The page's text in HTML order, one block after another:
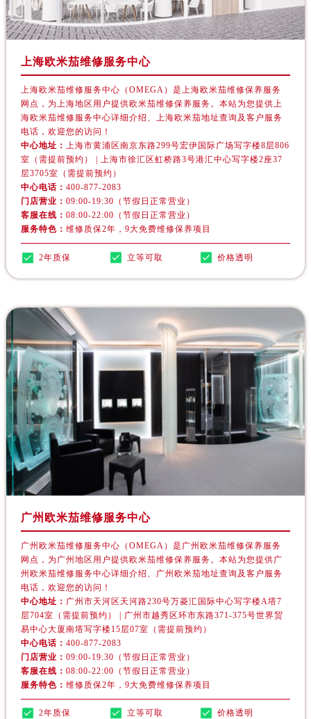
吉林省四平市铁东区紫气大路与南九经街交汇处欧米茄售后服务中心（需提前预约）
吉林省松原市宁江区五环大街欧米茄售后服务中心（需提前预约）
辽宁省鞍山市铁东区站前街欧米茄售后服务中心（需提前预约）
辽宁省本溪市平山区胜利路欧米茄售后服务中心（需提前预约）
辽宁省朝阳市双塔区新华路欧米茄售后服务中心（需提前预约）
辽宁省丹东市振兴区七经街欧米茄售后服务中心（需提前预约）
辽宁省盘锦市兴隆台区石油大街欧米茄售后服务中心（需提前预约）
辽宁省沈阳市沈河区中街路137号亨得利名表维修授权店1楼欧米茄售后服务中心（需提前预约）
辽宁省沈阳市沈河区中街路83号亨得利名表维修授权店1楼欧米茄售后服务中心（需提前预约）
北京市朝阳区建国门外大街甲6号华熙国际中心D座11层1102室欧米茄售后服务中心（需提前预约）
北京市东城区东长安街1号王府井东方广场W3座6层602室欧米茄售后服务中心（需提前预约）
河北省保定市竞秀区朝阳北大街北国先天下欧米茄售后服务中心（需提前预约）
内蒙古自治区阿拉善盟市左旗土尔扈特大街欧米茄售后服务中心（需提前预约）
内蒙古自治区呼伦贝尔市海拉尔区中央街欧米茄售后服务中心（需提前预约）
内蒙古自治区通辽市科尔沁区明仁大街欧米茄售后服务中心（需提前预约）
内蒙古自治区乌海市海勃湾区人民南路欧米茄售后服务中心（需提前预约）
上海欧米茄维修服务中心
上海欧米茄维修服务中心（OMEGA）是上海欧米茄维修保养服务
网点，为上海地区用户提供欧米茄维修保养服务。本站为您提供上
海欧米茄维修服务中心详细介绍、上海欧米茄地址查询及客户服务
电话，欢迎您的访问！
中心地址：上海市黄浦区南京东路299号宏伊国际广场写字楼8层806
室（需提前预约） | 上海市徐汇区虹桥路3号港汇中心写字楼2座37
层3705室（需提前预约）
中心电话：400-877-2083
门店营业：09:00-19:30（节假日正常营业）
客服在线：08:00-22:00（节假日正常营业）
服务特色：维修质保2年，9大免费维修保养项目
2年质保 立等可取 价格透明
广州欧米茄维修服务中心
广州欧米茄维修服务中心（OMEGA）是广州欧米茄维修保养服务
网点，为广州地区用户提供欧米茄维修保养服务。本站为您提供广
州欧米茄维修服务中心详细介绍、广州欧米茄地址查询及客户服务
电话，欢迎您的访问！
中心地址： 广州市天河区天河路230号万菱汇国际中心写字楼A塔7
层704室（需提前预约） | 广州市越秀区环市东路371-375号世界贸
易中心大厦南塔写字楼15层07室（需提前预约）
中心电话：400-877-2083
门店营业：09:00-19:30（节假日正常营业）
客服在线：08:00-22:00（节假日正常营业）
服务特色：维修质保2年，9大免费维修保养项目
2年质保 立等可取 价格透明